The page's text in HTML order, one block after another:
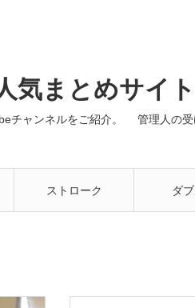
まとめサイト
チャンネルをご紹介。 管理人の
ストローク ダ